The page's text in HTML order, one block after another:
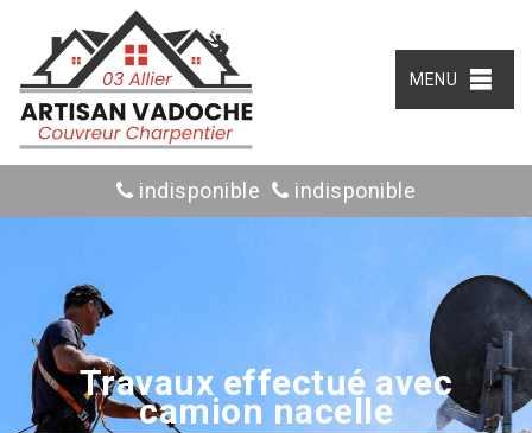
MENU
indisponible indisponible
Travaux effectué avec
camion nacelle